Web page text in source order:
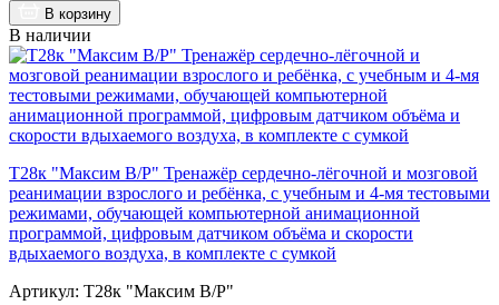
В корзину
В наличии
Т28к "Максим В/Р" Тренажёр сердечно-лёгочной и мозговой
реанимации взрослого и ребёнка, с учебным и 4-мя тестовыми
режимами, обучающей компьютерной анимационной
программой, цифровым датчиком объёма и скорости
вдыхаемого воздуха, в комплекте с сумкой
Артикул: Т28к "Максим В/Р"